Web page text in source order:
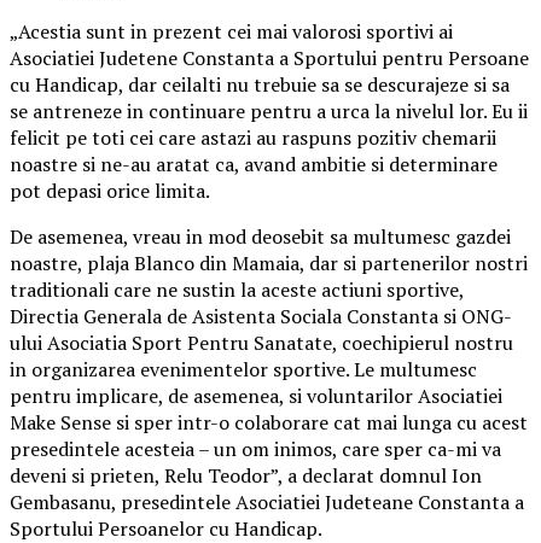
„Acestia sunt in prezent cei mai valorosi sportivi ai
Asociatiei Judetene Constanta a Sportului pentru Persoane
cu Handicap, dar ceilalti nu trebuie sa se descurajeze si sa
se antreneze in continuare pentru a urca la nivelul lor. Eu ii
felicit pe toti cei care astazi au raspuns pozitiv chemarii
noastre si ne-au aratat ca, avand ambitie si determinare
pot depasi orice limita.
De asemenea, vreau in mod deosebit sa multumesc gazdei
noastre, plaja Blanco din Mamaia, dar si partenerilor nostri
traditionali care ne sustin la aceste actiuni sportive,
Directia Generala de Asistenta Sociala Constanta si ONG-
ului Asociatia Sport Pentru Sanatate, coechipierul nostru
in organizarea evenimentelor sportive. Le multumesc
pentru implicare, de asemenea, si voluntarilor Asociatiei
Make Sense si sper intr-o colaborare cat mai lunga cu acest
presedintele acesteia – un om inimos, care sper ca-mi va
deveni si prieten, Relu Teodor”, a declarat domnul Ion
Gembasanu, presedintele Asociatiei Judeteane Constanta a
Sportului Persoanelor cu Handicap.